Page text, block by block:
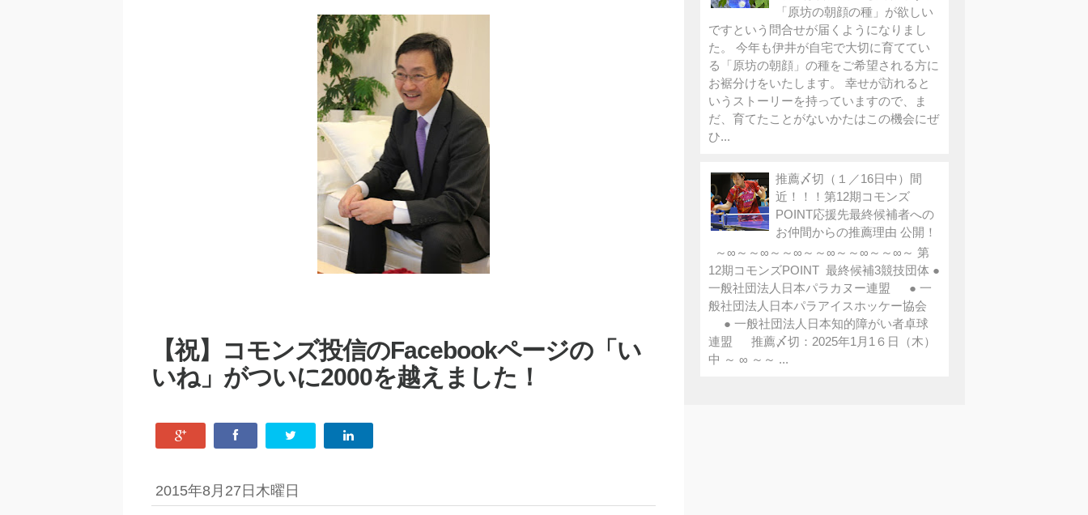
【祝】コモンズ投信のFacebookページの「い
いね」がついに2000を越えました！
2015年8月27日木曜日
「原坊の朝顔の種」が欲しい
ですという問合せが届くようになりまし
た。 今年も伊井が自宅で大切に育ててい
る「原坊の朝顔」の種をご希望される方に
お裾分けをいたします。 幸せが訪れると
いうストーリーを持っていますので、ま
だ、育てたことがないかたはこの機会にぜ
ひ...
推薦〆切（１／16日中）間
近！！！第12期コモンズ
POINT応援先最終候補者への
お仲間からの推薦理由 公開！
～∞～～∞～～∞～～∞～～∞～～∞～ 第
12期コモンズPOINT 最終候補3競技団体 ●
一般社団法人日本パラカヌー連盟 ● 一
般社団法人日本パラアイスホッケー協会
● 一般社団法人日本知的障がい者卓球
連盟 推薦〆切：2025年1月1６日（木）
中 ～ ∞ ～～ ...